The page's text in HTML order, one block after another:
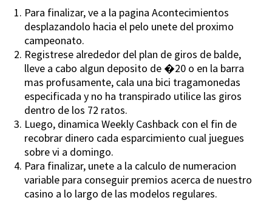
Para finalizar, ve a la pagina Acontecimientos
desplazandolo hacia el pelo unete del proximo
campeonato.
Registrese alrededor del plan de giros de balde,
lleve a cabo algun deposito de �20 o en la barra
mas profusamente, cala una bici tragamonedas
especificada y no ha transpirado utilice las giros
dentro de los 72 ratos.
Luego, dinamica Weekly Cashback con el fin de
recobrar dinero cada esparcimiento cual juegues
sobre vi a domingo.
Para finalizar, unete a la calculo de numeracion
variable para conseguir premios acerca de nuestro
casino a lo largo de las modelos regulares.